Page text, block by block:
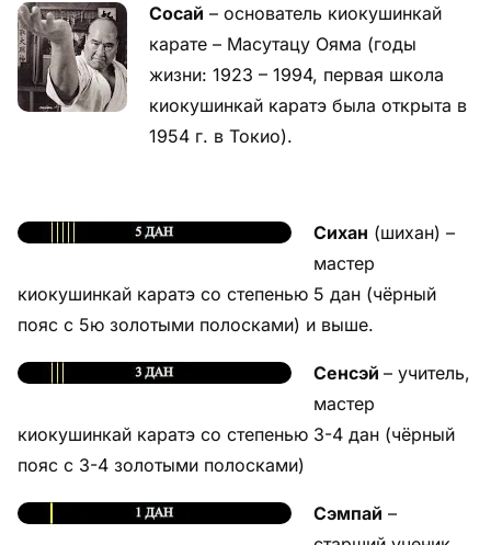
Сосай – основатель киокушинкай
карате – Масутацу Ояма (годы
жизни: 1923 – 1994, первая школа
киокушинкай каратэ была открыта в
1954 г. в Токио).
Сихан (шихан) –
мастер
киокушинкай каратэ со степенью 5 дан (чёрный
пояс с 5ю золотыми полосками) и выше.
Сенсэй – учитель,
мастер
киокушинкай каратэ со степенью 3-4 дан (чёрный
пояс с 3-4 золотыми полосками)
Сэмпай –